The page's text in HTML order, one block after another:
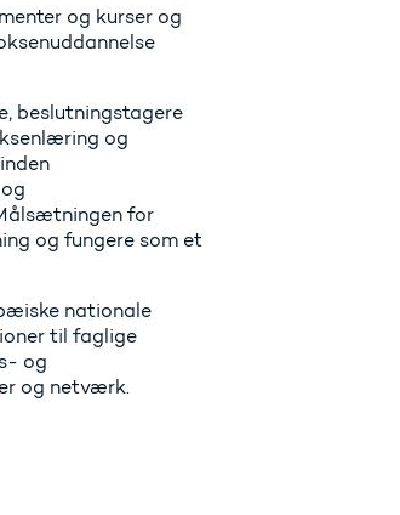
og kurser og
beslutningstagere
og
for
og fungere som et
nationale
til faglige
og
og netværk.